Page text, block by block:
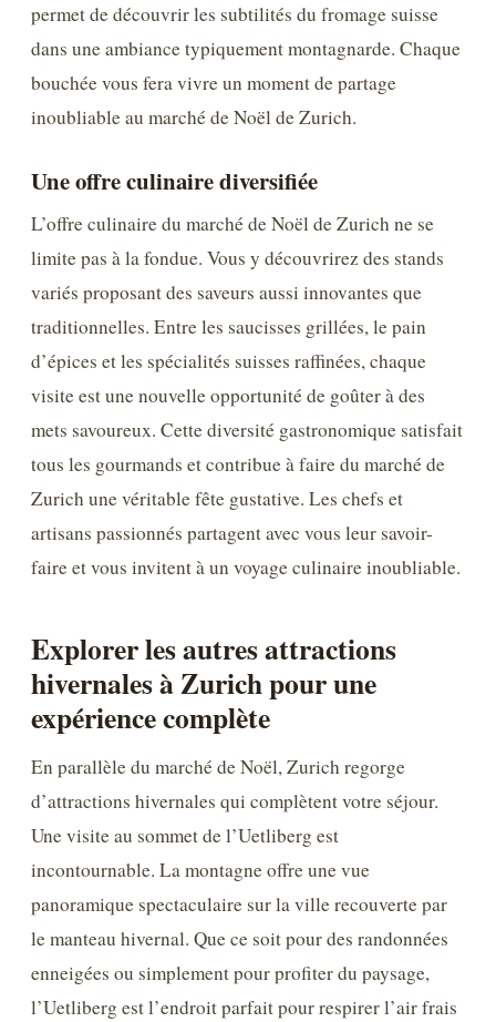
permet de découvrir les subtilités du fromage suisse
dans une ambiance typiquement montagnarde. Chaque
bouchée vous fera vivre un moment de partage
inoubliable au marché de Noël de Zurich.
Une offre culinaire diversifiée
L’offre culinaire du marché de Noël de Zurich ne se
limite pas à la fondue. Vous y découvrirez des stands
variés proposant des saveurs aussi innovantes que
traditionnelles. Entre les saucisses grillées, le pain
d’épices et les spécialités suisses raffinées, chaque
visite est une nouvelle opportunité de goûter à des
mets savoureux. Cette diversité gastronomique satisfait
tous les gourmands et contribue à faire du marché de
Zurich une véritable fête gustative. Les chefs et
artisans passionnés partagent avec vous leur savoir-
faire et vous invitent à un voyage culinaire inoubliable.
Explorer les autres attractions
hivernales à Zurich pour une
expérience complète
En parallèle du marché de Noël, Zurich regorge
d’attractions hivernales qui complètent votre séjour.
Une visite au sommet de l’Uetliberg est
incontournable. La montagne offre une vue
panoramique spectaculaire sur la ville recouverte par
le manteau hivernal. Que ce soit pour des randonnées
enneigées ou simplement pour profiter du paysage,
l’Uetliberg est l’endroit parfait pour respirer l’air frais